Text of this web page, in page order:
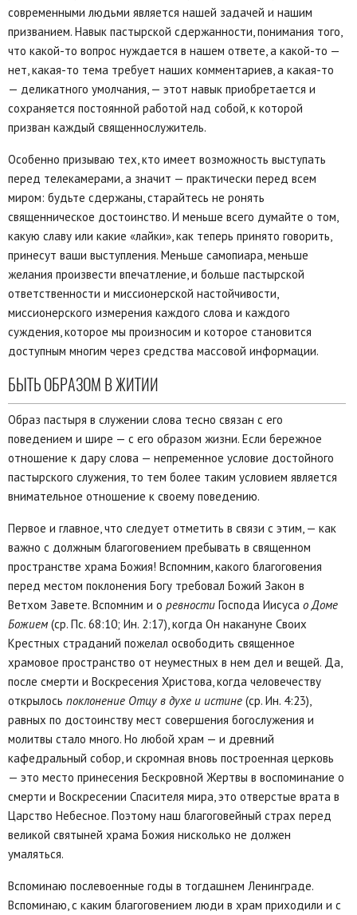
современными людьми является нашей задачей и нашим
призванием. Навык пастырской сдержанности, понимания того,
что какой-то вопрос нуждается в нашем ответе, а какой-то —
нет, какая-то тема требует наших комментариев, а какая-то
— деликатного умолчания, — этот навык приобретается и
сохраняется постоянной работой над собой, к которой
призван каждый священнослужитель.
Особенно призываю тех, кто имеет возможность выступать
перед телекамерами, а значит — практически перед всем
миром: будьте сдержаны, старайтесь не ронять
священническое достоинство. И меньше всего думайте о том,
какую славу или какие «лайки», как теперь принято говорить,
принесут ваши выступления. Меньше самопиара, меньше
желания произвести впечатление, и больше пастырской
ответственности и миссионерской настойчивости,
миссионерского измерения каждого слова и каждого
суждения, которое мы произносим и которое становится
доступным многим через средства массовой информации.
БЫТЬ ОБРАЗОМ В ЖИТИИ
Образ пастыря в служении слова тесно связан с его
поведением и шире — с его образом жизни. Если бережное
отношение к дару слова — непременное условие достойного
пастырского служения, то тем более таким условием является
внимательное отношение к своему поведению.
Первое и главное, что следует отметить в связи с этим, — как
важно с должным благоговением пребывать в священном
пространстве храма Божия! Вспомним, какого благоговения
перед местом поклонения Богу требовал Божий Закон в
Ветхом Завете. Вспомним и о ревности Господа Иисуса о Доме
Божием (ср. Пс. 68:10; Ин. 2:17), когда Он накануне Своих
Крестных страданий пожелал освободить священное
храмовое пространство от неуместных в нем дел и вещей. Да,
после смерти и Воскресения Христова, когда человечеству
открылось поклонение Отцу в духе и истине (ср. Ин. 4:23),
равных по достоинству мест совершения богослужения и
молитвы стало много. Но любой храм — и древний
кафедральный собор, и скромная вновь построенная церковь
— это место принесения Бескровной Жертвы в воспоминание о
смерти и Воскресении Спасителя мира, это отверстые врата в
Царство Небесное. Поэтому наш благоговейный страх перед
великой святыней храма Божия нисколько не должен
умаляться.
Вспоминаю послевоенные годы в тогдашнем Ленинграде.
Вспоминаю, с каким благоговением люди в храм приходили и с